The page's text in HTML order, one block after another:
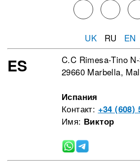
UK RU EN
ES
C.C Rimesa-Tino
29660 Marbella,
Испания
Контакт: +34 (608)
Имя: Виктор